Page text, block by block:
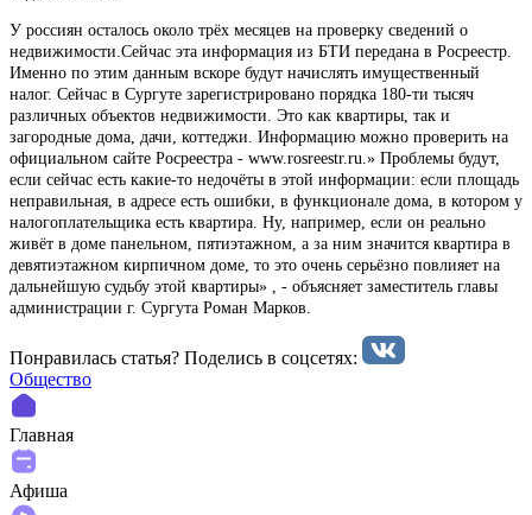
У россиян осталось около трёх месяцев на проверку сведений о
недвижимости.Сейчас эта информация из БТИ передана в Росреестр.
Именно по этим данным вскоре будут начислять имущественный
налог. Сейчас в Сургуте зарегистрировано порядка 180-ти тысяч
различных объектов недвижимости. Это как квартиры, так и
загородные дома, дачи, коттеджи. Информацию можно проверить на
официальном сайте Росреестра - www.rosreestr.ru.» Проблемы будут,
если сейчас есть какие-то недочёты в этой информации: если площадь
неправильная, в адресе есть ошибки, в функционале дома, в котором у
налогоплательщика есть квартира. Ну, например, если он реально
живёт в доме панельном, пятиэтажном, а за ним значится квартира в
девятиэтажном кирпичном доме, то это очень серьёзно повлияет на
дальнейшую судьбу этой квартиры» , - объясняет заместитель главы
администрации г. Сургута Роман Марков.
Понравилась статья? Поделиcь в соцсетях:
Общество
Главная
Афиша